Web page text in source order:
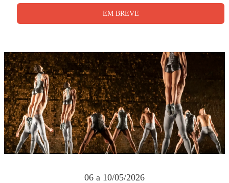
EM BREVE
06 a 10/05/2026